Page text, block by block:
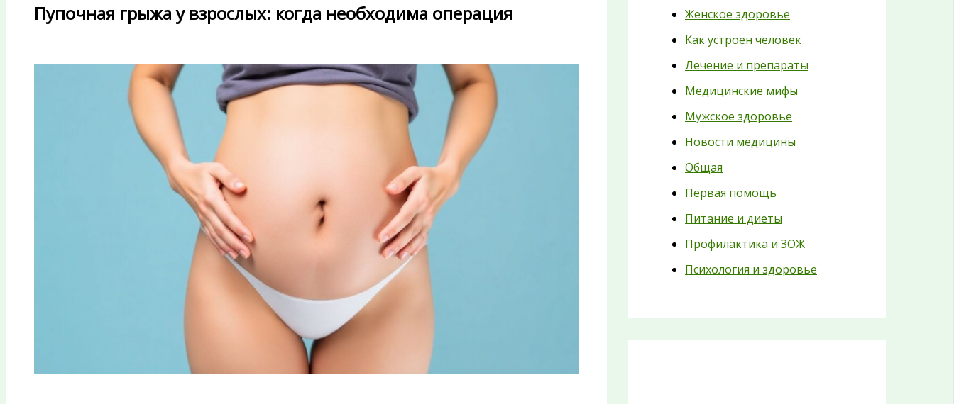
Пупочная грыжа у взрослых: когда необходима операция
Женское здоровье
Как устроен человек
Лечение и препараты
Медицинские мифы
Мужское здоровье
Новости медицины
Общая
Первая помощь
Питание и диеты
Профилактика и ЗОЖ
Психология и здоровье